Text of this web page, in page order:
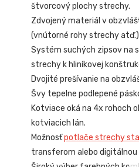
štvorcový plochy strechy.
Zdvojený materiál v
(vnútorné rohy strechy
Systém suchých zipsov na
strechy k hliníkovej
Dvojité prešívanie na
Švy tepelne podlepené
Kotviace oká na 4x rohoch
kotviacich lán.
Možnosťpotlače strechy
transferom alebo digitálnou